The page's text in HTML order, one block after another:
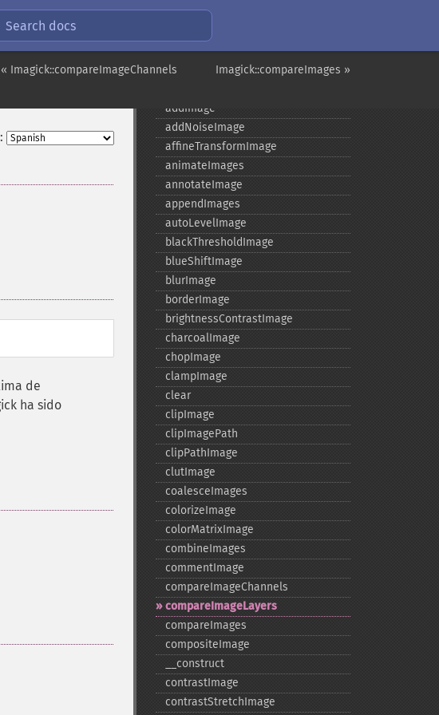
Search docs
Imagick::compareImages »
« Imagick::compareImageChannels
de
ha sido
adaptiveResizeImage
adaptiveSharpenImage
addImage
addNoiseImage
affineTransformImage
animateImages
annotateImage
appendImages
autoLevelImage
blackThresholdImage
blueShiftImage
blurImage
borderImage
brightnessContrastImage
charcoalImage
chopImage
clampImage
clear
clipImage
clipImagePath
clipPathImage
clutImage
coalesceImages
colorizeImage
colorMatrixImage
combineImages
commentImage
compareImageChannels
compareImageLayers
compareImages
compositeImage
_​_​construct
contrastImage
contrastStretchImage